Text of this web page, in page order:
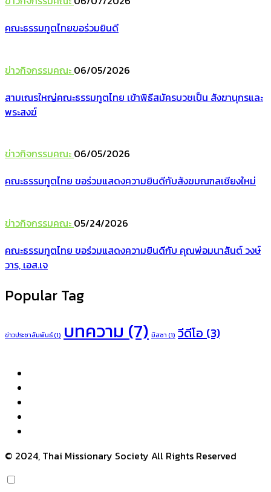
คณะธรรมทูตไทยขอร่วมยินดี
ข่าวกิจกรรมคณะ 06/05/2026
สามเณรใหญ่คณะธรรมทูตไทย เข้าพิธีสมัครบวชเป็น สังฆานุกรและ
พระสงฆ์
ข่าวกิจกรรมคณะ 06/05/2026
คณะธรรมทูตไทย ขอร่วมแสดงความยินดีกับสังฆมณฑลเชียงใหม่
ข่าวกิจกรรมคณะ 05/24/2026
คณะธรรมทูตไทย ขอร่วมแสดงความยินดีกับ คุณพ่อมนาสันต์ วงษ์
วาร, เอส.เจ
Popular Tag
ข่าวประชาสัมพันธ์(1) บทความ(7) มิสซา(1) วีดีโอ(3)
© 2024, Thai Missionary Society All Rights Reserved